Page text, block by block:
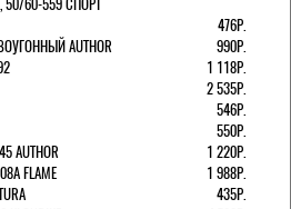
476Р.
AUTHOR
990Р.
1 118Р.
2 535Р.
546Р.
550Р.
AUTHOR
1 220Р.
FLAME
1 988Р.
435Р.